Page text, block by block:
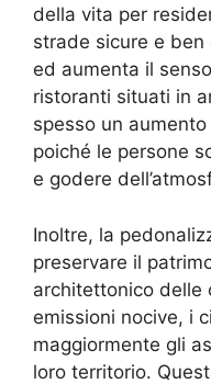
della vita per
strade sicure e
ed aumenta il
ristoranti situati in
spesso un
poiché le persone
e godere
Inoltre, la
preservare il
architettonico delle
emissioni nocive, i
maggiormente gli
loro territorio.